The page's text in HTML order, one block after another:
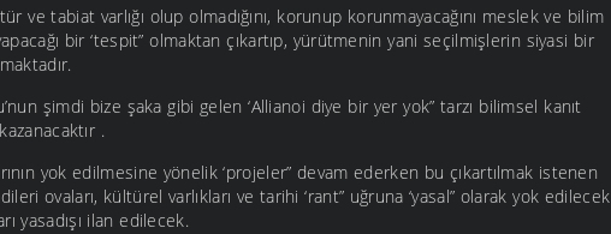
ve tabiat varlığı olup olmadığını, korunup korunmayacağını meslek ve bilim
bir ‘tespit” olmaktan çıkartıp, yürütmenin yani seçilmişlerin siyasi bir
şimdi bize şaka gibi gelen ‘Allianoi diye bir yer yok” tarzı bilimsel kanıt
.
yok edilmesine yönelik ‘projeler” devam ederken bu çıkartılmak istenen
ovaları, kültürel varlıkları ve tarihi ‘rant” uğruna ‘yasal” olarak yok edilecek
yasadışı ilan edilecek.